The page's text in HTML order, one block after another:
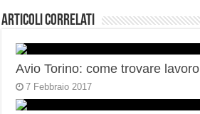
Articoli correlati
Avio Torino: come trovare lavoro
7 Febbraio 2017